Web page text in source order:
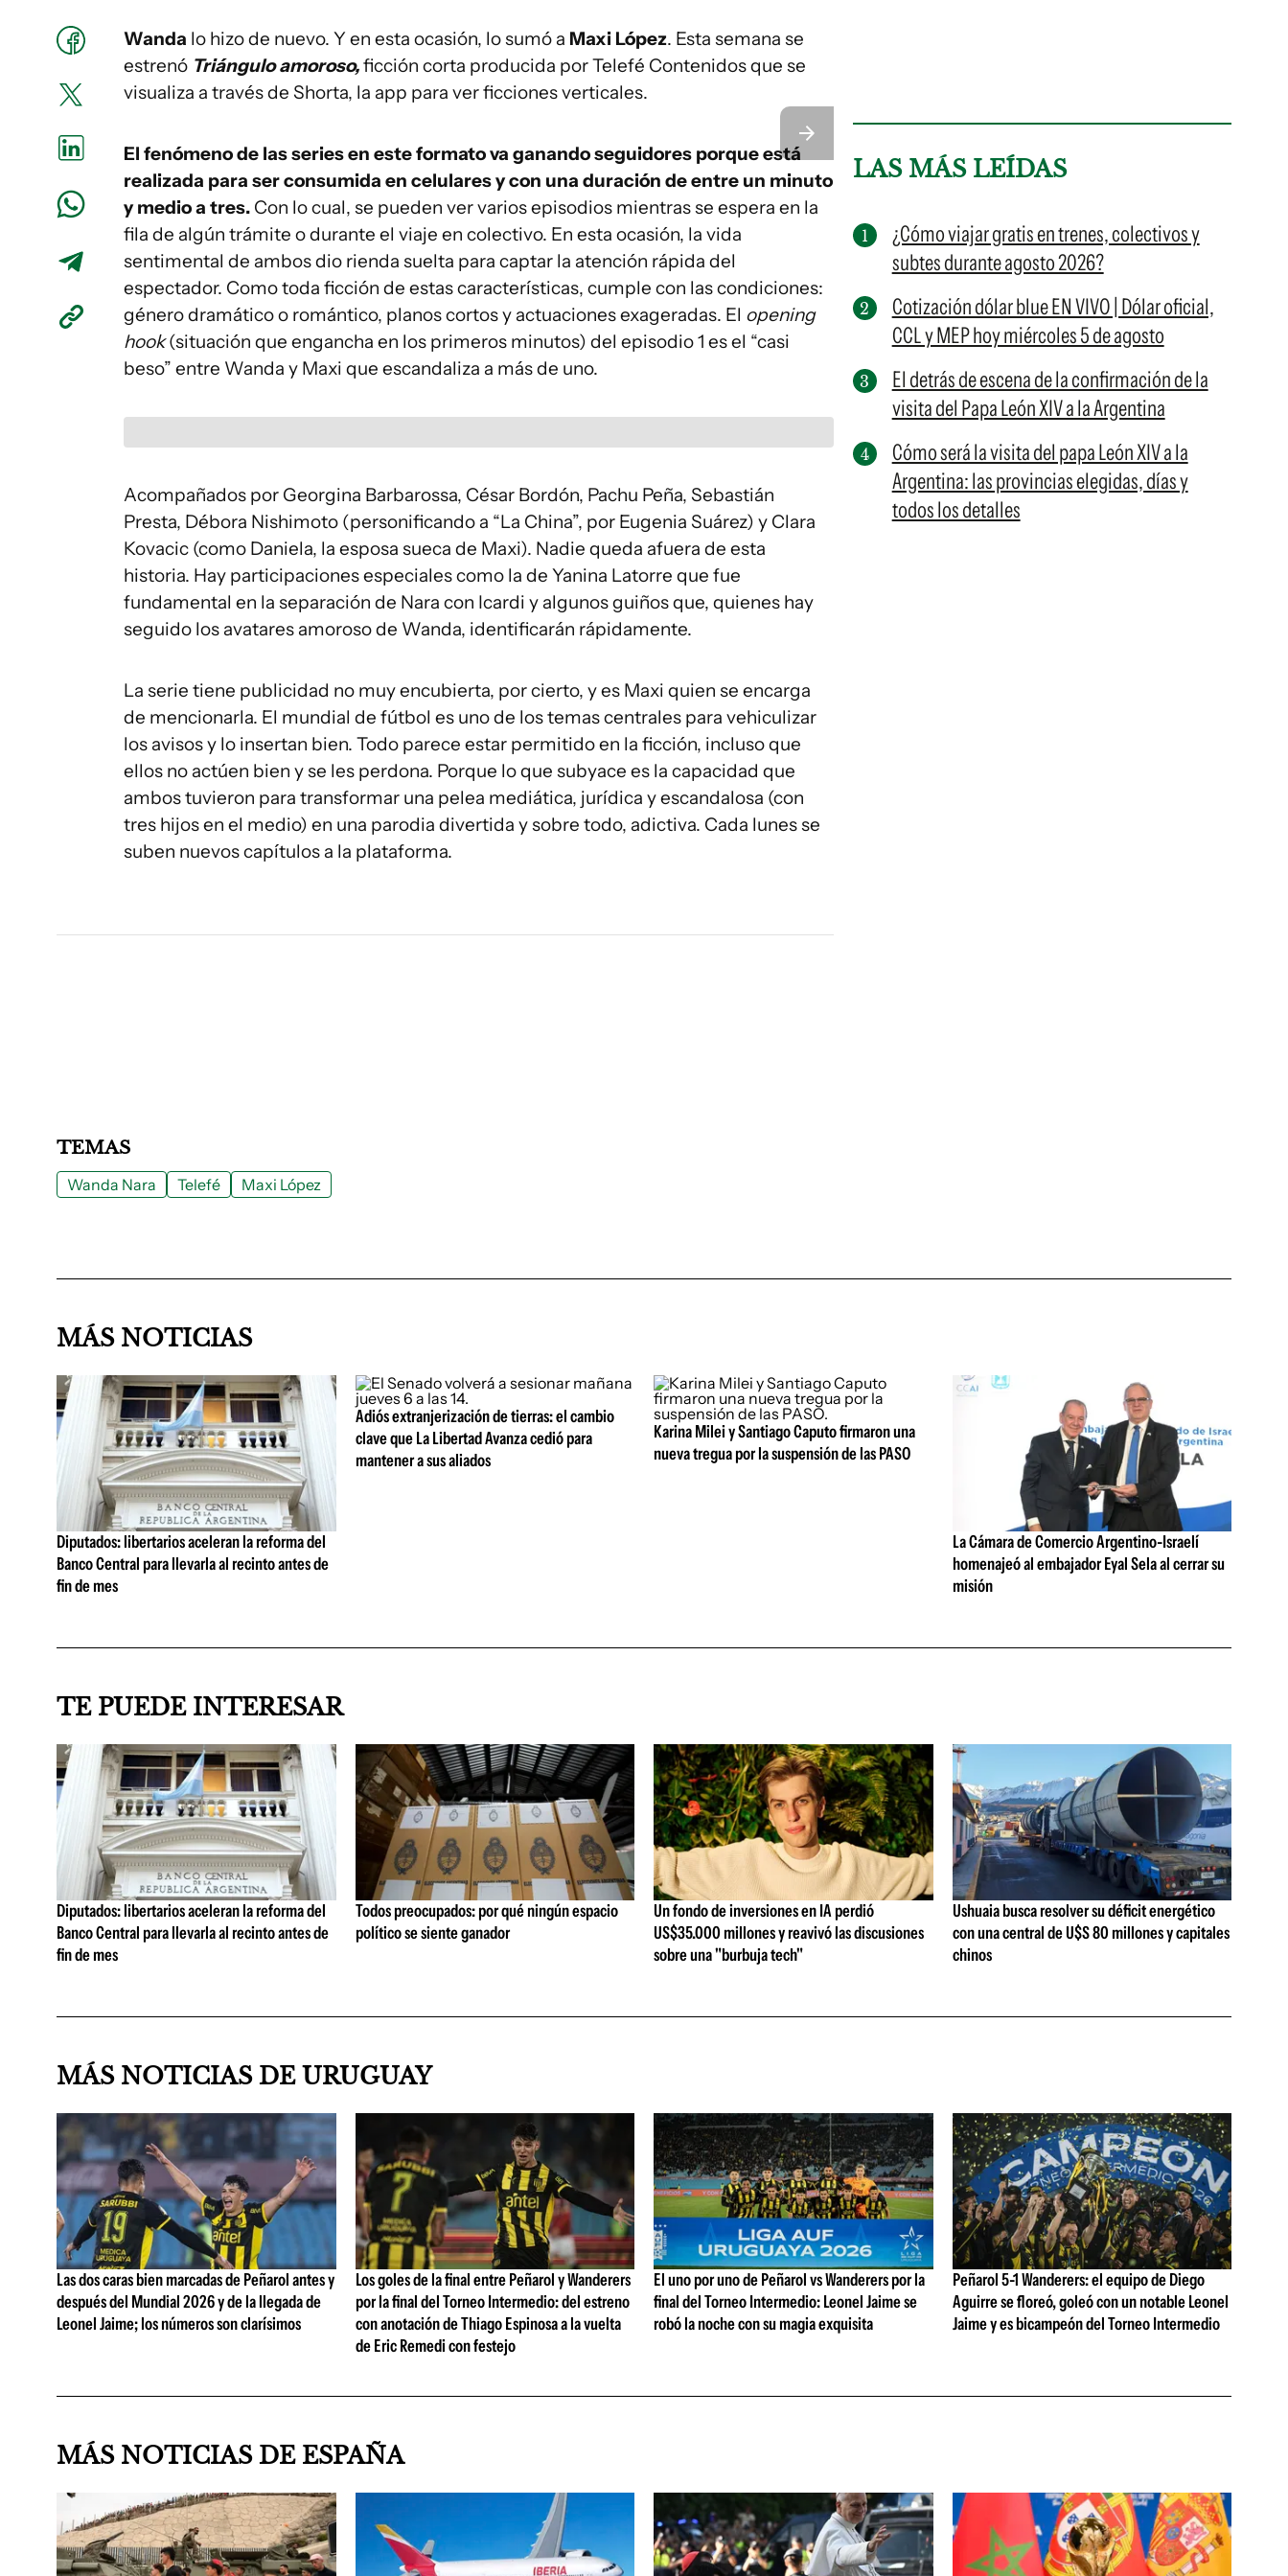
Wanda lo hizo de nuevo. Y en esta ocasión, lo sumó a Maxi López. Esta semana se
estrenó Triángulo amoroso,ficción corta producida por Telefé Contenidos que se
visualiza a través de Shorta, la app para ver ficciones verticales.
El fenómeno de las series en este formato va ganando seguidores porque está
realizada para ser consumida en celulares y con una duración de entre un minuto
y medio a tres. Con lo cual, se pueden ver varios episodios mientras se espera en la
fila de algún trámite o durante el viaje en colectivo. En esta ocasión, la vida
sentimental de ambos dio rienda suelta para captar la atención rápida del
espectador. Como toda ficción de estas características, cumple con las condiciones:
género dramático o romántico, planos cortos y actuaciones exageradas. El opening
hook(situación que engancha en los primeros minutos) del episodio 1 es el “casi
beso” entre Wanda y Maxi que escandaliza a más de uno.
Acompañados por Georgina Barbarossa, César Bordón, Pachu Peña, Sebastián
Presta, Débora Nishimoto (personificando a “La China”, por Eugenia Suárez) y Clara
Kovacic (como Daniela, la esposa sueca de Maxi). Nadie queda afuera de esta
historia. Hay participaciones especiales como la de Yanina Latorre que fue
fundamental en la separación de Nara con Icardi y algunos guiños que, quienes hay
seguido los avatares amoroso de Wanda, identificarán rápidamente.
La serie tiene publicidad no muy encubierta, por cierto, y es Maxi quien se encarga
de mencionarla. El mundial de fútbol es uno de los temas centrales para vehiculizar
los avisos y lo insertan bien. Todo parece estar permitido en la ficción, incluso que
ellos no actúen bien y se les perdona. Porque lo que subyace es la capacidad que
ambos tuvieron para transformar una pelea mediática, jurídica y escandalosa (con
tres hijos en el medio) en una parodia divertida y sobre todo, adictiva. Cada lunes se
suben nuevos capítulos a la plataforma.
LAS MÁS LEÍDAS
¿Cómo viajar gratis en trenes, colectivos y
subtes durante agosto 2026?
Cotización dólar blue EN VIVO | Dólar oficial,
CCL y MEP hoy miércoles 5 de agosto
El detrás de escena de la confirmación de la
visita del Papa León XIV a la Argentina
Cómo será la visita del papa León XIV a la
Argentina: las provincias elegidas, días y
todos los detalles
TEMAS
Wanda Nara Telefé Maxi López
MÁS NOTICIAS
Diputados: libertarios aceleran la reforma del
Banco Central para llevarla al recinto antes de
fin de mes
Adiós extranjerización de tierras: el cambio
clave que La Libertad Avanza cedió para
mantener a sus aliados
Karina Milei y Santiago Caputo firmaron una
nueva tregua por la suspensión de las PASO
La Cámara de Comercio Argentino-Israelí
homenajeó al embajador Eyal Sela al cerrar su
misión
TE PUEDE INTERESAR
Diputados: libertarios aceleran la reforma del
Banco Central para llevarla al recinto antes de
fin de mes
Todos preocupados: por qué ningún espacio
político se siente ganador
Un fondo de inversiones en IA perdió
US$35.000 millones y reavivó las discusiones
sobre una "burbuja tech"
Ushuaia busca resolver su déficit energético
con una central de U$S 80 millones y capitales
chinos
MÁS NOTICIAS DE URUGUAY
Las dos caras bien marcadas de Peñarol antes y
después del Mundial 2026 y de la llegada de
Leonel Jaime; los números son clarísimos
Los goles de la final entre Peñarol y Wanderers
por la final del Torneo Intermedio: del estreno
con anotación de Thiago Espinosa a la vuelta
de Eric Remedi con festejo
El uno por uno de Peñarol vs Wanderers por la
final del Torneo Intermedio: Leonel Jaime se
robó la noche con su magia exquisita
Peñarol 5-1 Wanderers: el equipo de Diego
Aguirre se floreó, goleó con un notable Leonel
Jaime y es bicampeón del Torneo Intermedio
MÁS NOTICIAS DE ESPAÑA